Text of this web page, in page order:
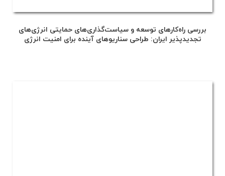
بررسی راه‌کارهای توسعه و سیاست‌گذاری‌های حمایتی انرژی‌های
تجدیدپذیر ایران: طراحی سناریوهای آینده برای امنیت انرژی